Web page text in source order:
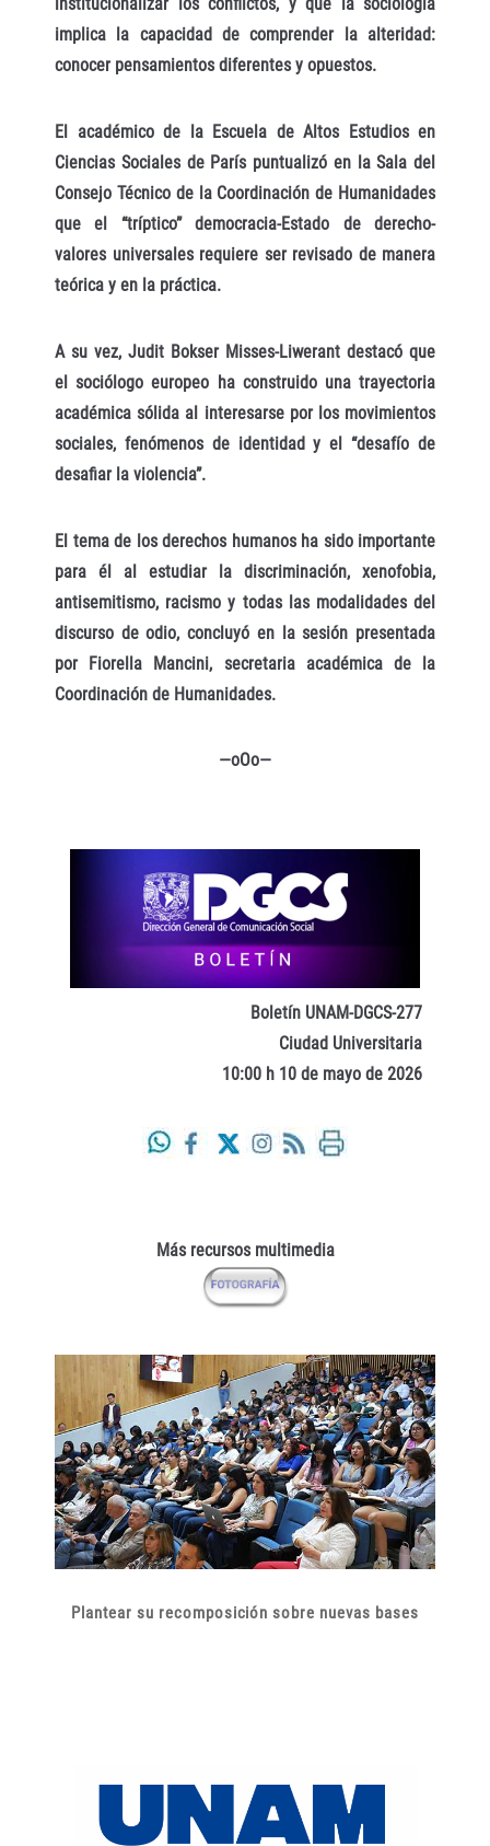
implica la capacidad de comprender la alteridad:
conocer pensamientos diferentes y opuestos.
El académico de la Escuela de Altos Estudios en
Ciencias Sociales de París puntualizó en la Sala del
Consejo Técnico de la Coordinación de Humanidades
que el “tríptico” democracia-Estado de derecho-
valores universales requiere ser revisado de manera
teórica y en la práctica.
A su vez, Judit Bokser Misses-Liwerant destacó que
el sociólogo europeo ha construido una trayectoria
académica sólida al interesarse por los movimientos
sociales, fenómenos de identidad y el “desafío de
desafiar la violencia”.
El tema de los derechos humanos ha sido importante
para él al estudiar la discriminación, xenofobia,
antisemitismo, racismo y todas las modalidades del
discurso de odio, concluyó en la sesión presentada
por Fiorella Mancini, secretaria académica de la
Coordinación de Humanidades.
—oOo—
Boletín UNAM-DGCS-277
Ciudad Universitaria
10:00 h 10 de mayo de 2026
Más recursos multimedia
Plantear su recomposición sobre nuevas bases